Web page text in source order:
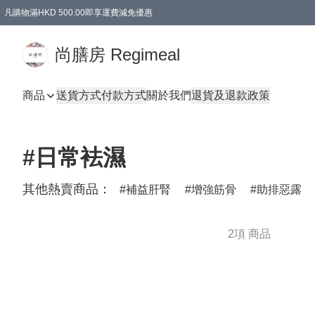
凡購物滿HKD 500.00即享運費減免優惠
尚膳房 Regimeal
商品 送貨方式付款方式關於我們退貨及退款政策
#日常袪濕
其他熱賣商品： 補益肝腎 增強筋骨 助排惡露
2項 商品